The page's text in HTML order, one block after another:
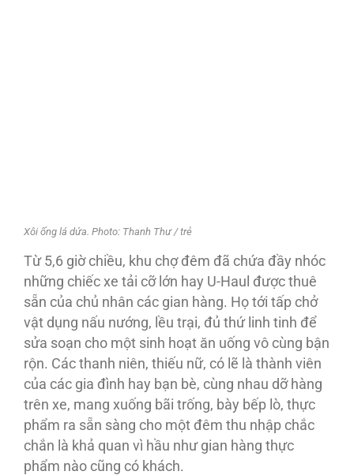
Xôi ống lá dứa. Photo: Thanh Thư / trẻ
Từ 5,6 giờ chiều, khu chợ đêm đã chứa đầy nhóc
những chiếc xe tải cỡ lớn hay U-Haul được thuê
sẵn của chủ nhân các gian hàng. Họ tới tấp chở
vật dụng nấu nướng, lều trại, đủ thứ linh tinh để
sửa soạn cho một sinh hoạt ăn uống vô cùng bận
rộn. Các thanh niên, thiếu nữ, có lẽ là thành viên
của các gia đình hay bạn bè, cùng nhau dỡ hàng
trên xe, mang xuống bãi trống, bày bếp lò, thực
phẩm ra sẵn sàng cho một đêm thu nhập chắc
chắn là khả quan vì hầu như gian hàng thực
phẩm nào cũng có khách.